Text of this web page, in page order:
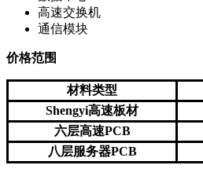
高速交换机
通信模块
价格范围
材料类型
Shengyi高速板材
六层高速PCB
八层服务器PCB